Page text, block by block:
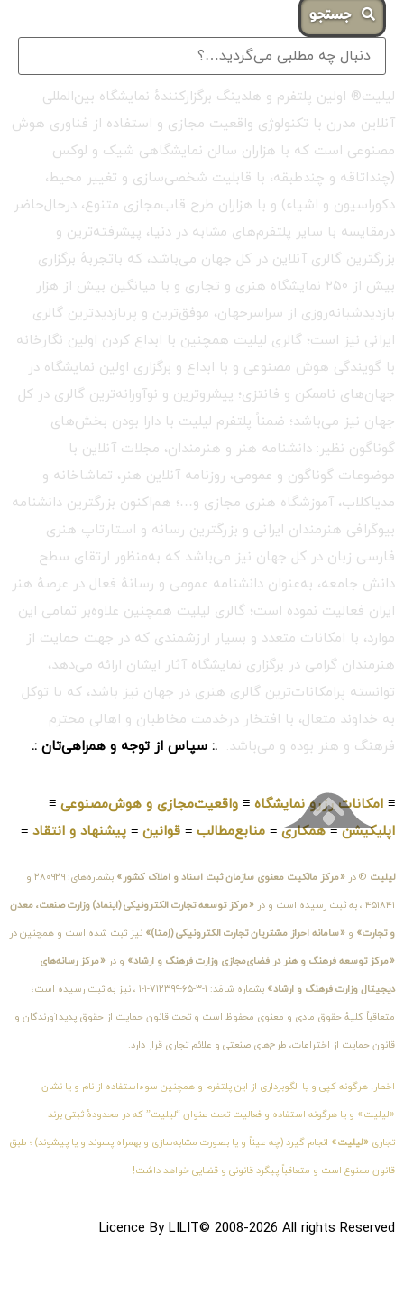
جستجو
لیلیت® اولین پلتفرم و هلدینگ برگزارکنندهٔ نمایشگاه بین‌المللی
آنلاین مدرن با تکنولوژی واقعیت مجازی و استفاده از فناوری هوش
مصنوعی است که با هزاران سالن نمایشگاهی شیک و لوکس
(چنداتاقه و چندطبقه، با قابلیت شخصی‌سازی و تغییر محیط،
دکوراسیون و اشیاء) و با هزاران طرح قاب‌مجازی متنوع، درحال‌حاضر
درمقایسه با سایر پلتفرم‌های مشابه در دنیا، پیشرفته‌ترین و
بزرگترین گالری آنلاین در کل جهان می‌باشد، که باتجربهٔ برگزاری
بیش از ۲۵۰ نمایشگاه هنری و تجاری و با میانگین بیش از هزار
بازدیدشبانه‌روزی از سراسرجهان، موفق‌ترین و پربازدیدترین گالری
ایرانی نیز است؛ گالری لیلیت همچنین با ابداع کردن اولین نگارخانه
با گویندگی هوش مصنوعی و با ابداع و برگزاری اولین نمایشگاه در
جهان‌های ناممکن و فانتزی؛ پیشروترین و نوآورانه‌ترین گالری در کل
جهان نیز می‌باشد؛ ضمناً پلتفرم لیلیت با دارا بودن بخش‌های
گوناگون نظیر: دانشنامه هنر و هنرمندان، مجلات آنلاین با
موضوعات گوناگون و عمومی، روزنامه آنلاین هنر، تماشاخانه و
مدیاکلاب، آموزشگاه هنری مجازی و…؛ هم‌اکنون بزرگترین دانشنامه
بیوگرافی هنرمندان ایرانی و بزرگترین رسانه و استارتاپ هنری
فارسی زبان در کل جهان نیز می‌باشد که به‌منظور ارتقای سطح
دانش جامعه، به‌عنوان دانشنامه عمومی و رسانهٔ فعال در عرصهٔ هنر
ایران فعالیت نموده است؛ گالری لیلیت همچنین علاوه‌بر تمامی این
موارد، با امکانات متعدد و بسیار ارزشمندی که در جهت حمایت از
هنرمندان گرامی در برگزاری نمایشگاه آثار ایشان ارائه می‌دهد،
توانسته پرامکانات‌ترین گالری هنری در جهان نیز باشد، که با توکل
به خداوند متعال، با افتخار درخدمت مخاطبان و اهالی محترم
فرهنگ و هنر بوده و می‌باشد. .: سپاس از توجه و همراهی‌تان :.
≡امکانات رزرو نمایشگاه≡واقعیت‌مجازی و هوش‌مصنوعی≡
اپلیکیشن≡همکاری≡منابع‌مطالب≡قوانین≡پیشنهاد و انتقاد≡
لیلیت® در«مرکز مالکیت معنوی سازمان ثبت اسناد و املاک کشور» بشماره‌های: ۲۸۰۹۲۹ و
۴۵۱۸۴۱ ، به ثبت رسیده است و در «مرکز توسعه تجارت الکترونیکی (اینماد) وزارت صنعت، معدن
و تجارت»و «سامانه احراز مشتریان تجارت الکترونیکی (اِمتا)»نیز ثبت شده است و همچنین در
«مرکز توسعه فرهنگ و هنر در فضای‌مجازی وزارت فرهنگ و ارشاد»و در«مرکز رسانه‌های
دیجیتال وزارت فرهنگ و ارشاد» بشماره شامَد: ۱-۳-۶۵-۷۱۲۳۹۹-۱-۱ ، نیز به ثبت رسیده است؛
متعاقباً کلیهٔ حقوق مادی و معنوی محفوظ است و تحت قانون حمایت از حقوق پدیدآورندگان و
قانون حمایت از اختراعات، طرح‌های صنعتی و علائم تجاری قرار دارد.
اخطار! هرگونه کپی و یا الگوبرداری از این پلتفرم و همچنین سوءاستفاده از نام و یا نشان
«لیلیت» و یا هرگونه استفاده و فعالیت تحت عنوان “لیلیت” که در محدودهٔ ثبتی برند
تجاری«لیلیت»انجام گیرد (چه عیناً و یا بصورت مشابه‌سازی و بهمراه پسوند و یا پیشوند) ؛ طبق
قانون ممنوع است و متعاقباً پیگرد قانونی و قضایی خواهد داشت!
Licence By LILIT© 2008-2026 All rights Reserved